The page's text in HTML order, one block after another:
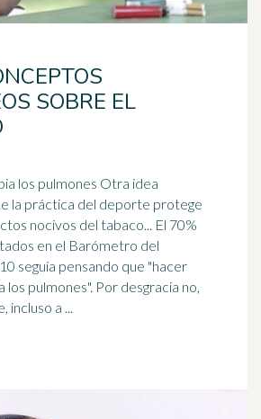
SOBRE EL
los pulmones Otra idea
la práctica del deporte protege
nocivos del tabaco... El 70%
en el Barómetro del
seguía pensando que "hacer
Por desgracia no,
hacer deporte, incluso a ...